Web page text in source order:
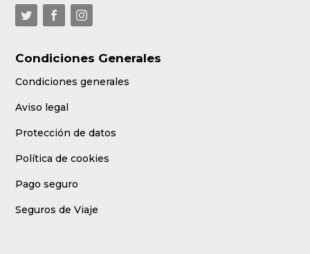
Condiciones Generales
Condiciones generales
Aviso legal
Protección de datos
Política de cookies
Pago seguro
Seguros de Viaje